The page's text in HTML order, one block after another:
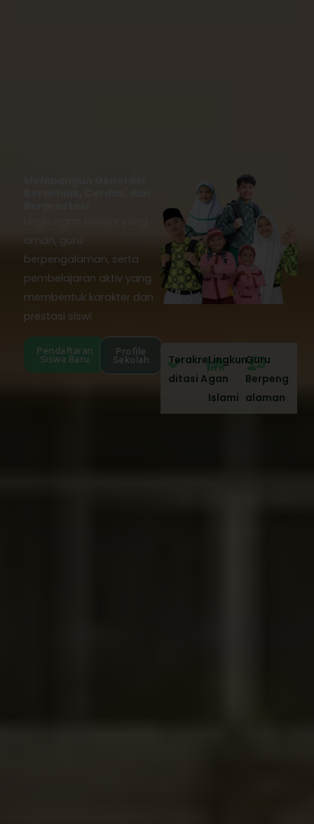
aman, guru
berpengalaman, serta
pembelajaran aktiv yang
membentuk karakter dan
prestasi siswi
Pendaftaran
Siswa Baru
Profile
Sekolah
Terakre
ditasi A
Lingkun
gan
Islami
Guru
Berpeng
alaman